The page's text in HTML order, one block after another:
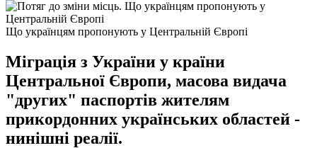
Що українцям пропонують у Центральній Європі
Міграція з України у країни
Центральної Європи, масова видача
"других" паспортів жителям
прикордонних українських областей -
нинішні реалії.